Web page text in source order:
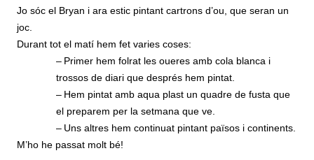
Jo sóc el Bryan i ara estic pintant cartrons d’ou, que seran un
joc.
Durant tot el matí hem fet varies coses:
– Primer hem folrat les oueres amb cola blanca i
trossos de diari que després hem pintat.
– Hem pintat amb aqua plast un quadre de fusta que
el preparem per la setmana que ve.
– Uns altres hem continuat pintant països i continents.
M’ho he passat molt bé!